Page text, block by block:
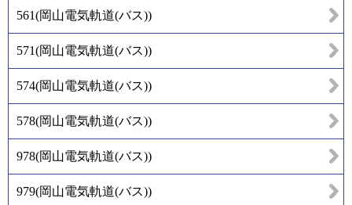
561(岡山電気軌道(バス))
571(岡山電気軌道(バス))
574(岡山電気軌道(バス))
578(岡山電気軌道(バス))
978(岡山電気軌道(バス))
979(岡山電気軌道(バス))